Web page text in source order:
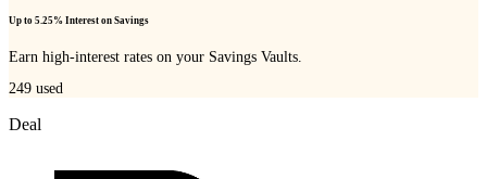
Up to 5.25% Interest on Savings
Earn high-interest rates on your Savings Vaults.
249 used
Deal